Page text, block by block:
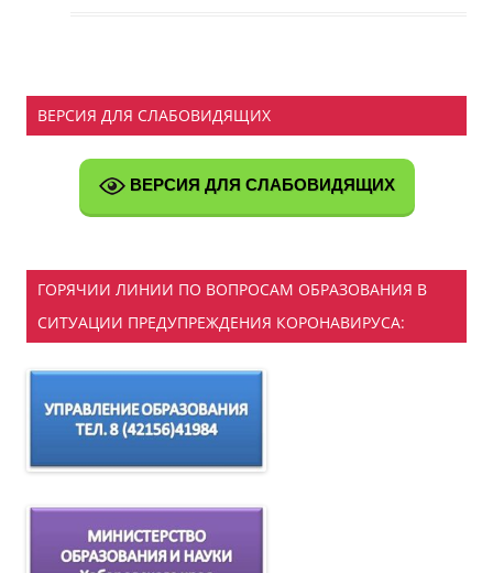
ВЕРСИЯ ДЛЯ СЛАБОВИДЯЩИХ
ВЕРСИЯ ДЛЯ СЛАБОВИДЯЩИХ
ГОРЯЧИИ ЛИНИИ ПО ВОПРОСАМ ОБРАЗОВАНИЯ В
СИТУАЦИИ ПРЕДУПРЕЖДЕНИЯ КОРОНАВИРУСА: